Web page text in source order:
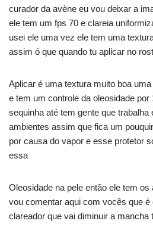
curador da avène eu vou deixar a
ele tem um fps 70 e clareia
usei ele uma vez ele tem uma
assim ó que quando tu aplicar no
Aplicar é uma textura muito boa
e tem um controle da oleosidade por
sequinha até tem gente que trabalha
ambientes assim que fica um
por causa do vapor e esse protetor
essa
Oleosidade na pele então ele tem
vou comentar aqui com vocês que
clareador que vai diminuir a mancha